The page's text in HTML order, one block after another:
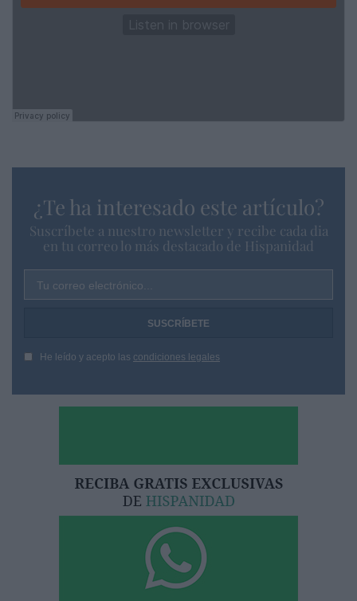
¿Te ha interesado este artículo?
Suscríbete a nuestro newsletter y recibe cada dia
en tu correo lo más destacado de Hispanidad
Tu correo electrónico...
He leído y acepto las condiciones legales